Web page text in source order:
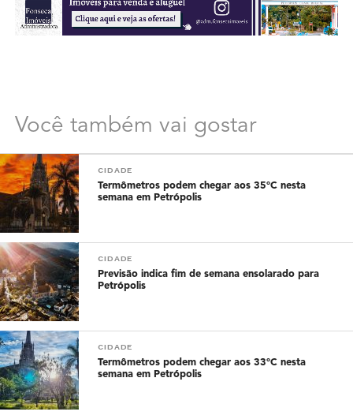
Você também vai gostar
CIDADE
Termômetros podem chegar aos 35°C nesta
semana em Petrópolis
CIDADE
Previsão indica fim de semana ensolarado para
Petrópolis
CIDADE
Termômetros podem chegar aos 33°C nesta
semana em Petrópolis